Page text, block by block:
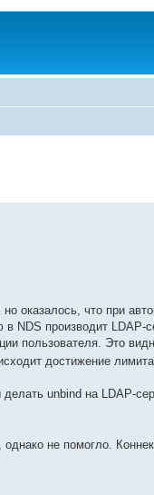
оказалось, что при
NDS производит
пользователя. Это
достижение
unbind на LDAP-
не помогло.